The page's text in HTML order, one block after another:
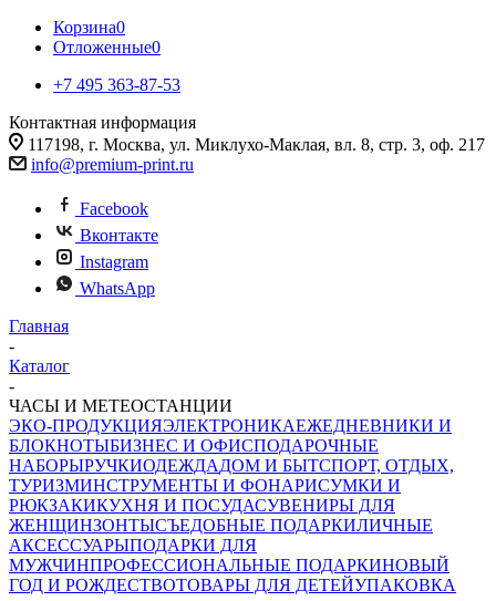
Корзина0
Отложенные0
+7 495 363-87-53
Контактная информация
117198, г. Москва, ул. Миклухо-Маклая, вл. 8, стр. 3, оф. 217
info@premium-print.ru
Facebook
Вконтакте
Instagram
WhatsApp
Главная
-
Каталог
-
ЧАСЫ И МЕТЕОСТАНЦИИ
ЭКО-ПРОДУКЦИЯЭЛЕКТРОНИКАЕЖЕДНЕВНИКИ И
БЛОКНОТЫБИЗНЕС И ОФИСПОДАРОЧНЫЕ
НАБОРЫРУЧКИОДЕЖДАДОМ И БЫТСПОРТ, ОТДЫХ,
ТУРИЗМИНСТРУМЕНТЫ И ФОНАРИСУМКИ И
РЮКЗАКИКУХНЯ И ПОСУДАСУВЕНИРЫ ДЛЯ
ЖЕНЩИНЗОНТЫСЪЕДОБНЫЕ ПОДАРКИЛИЧНЫЕ
АКСЕССУАРЫПОДАРКИ ДЛЯ
МУЖЧИНПРОФЕССИОНАЛЬНЫЕ ПОДАРКИНОВЫЙ
ГОД И РОЖДЕСТВОТОВАРЫ ДЛЯ ДЕТЕЙУПАКОВКА